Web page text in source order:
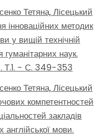
Тетяна, Лісецький
інноваційних методик
у вищій технічній
гуманітарних наук.
Т.1. - С. 349-353
Тетяна, Лісецький
компетентностей
закладів
англійської мови.